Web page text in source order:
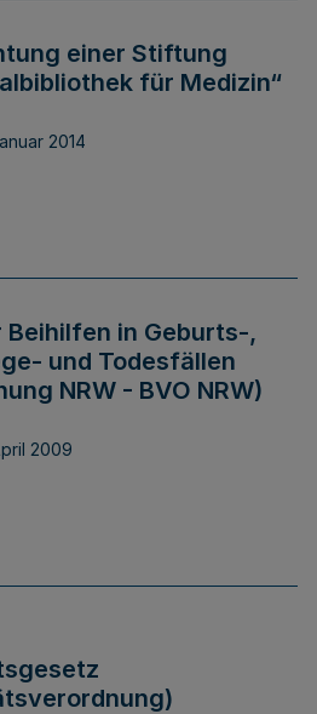
einer Stiftung
für Medizin“
2014
in Geburts-,
und Todesfällen
NRW - BVO NRW)
2009